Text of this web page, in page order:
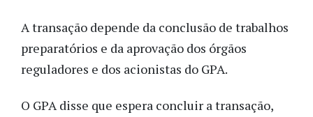
A transação depende da conclusão de trabalhos
preparatórios e da aprovação dos órgãos
reguladores e dos acionistas do GPA.
O GPA disse que espera concluir a transação,